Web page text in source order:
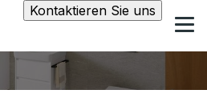
Kontaktieren Sie uns